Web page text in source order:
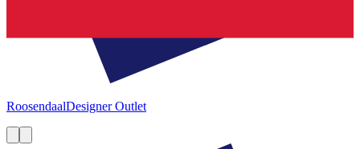
RoosendaalDesigner Outlet